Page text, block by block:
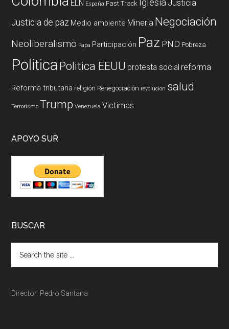
ELN España Fast Track Justicia
Justicia de paz Medio ambiente Mineria Negociación
Neoliberalismo Papa Participación Paz PND Pobreza
PoliticaPolitica EEUU protesta social reforma
Reforma tributaria religión Renegociación revolucion salud
Terrorismo Trump Venezuela Victimas
APOYO SUR
BUSCAR
Director: Pedro Santana